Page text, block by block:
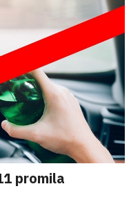
promila